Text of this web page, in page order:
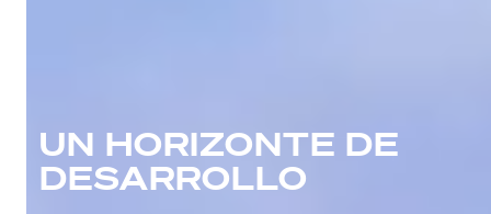
UN HORIZONTE DE
DESARROLLO